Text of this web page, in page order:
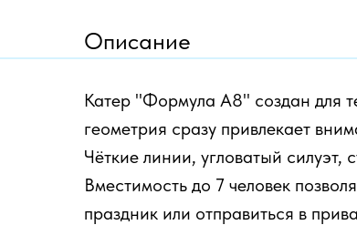
Описание
Катер "Формула А8" создан для
геометрия сразу привлекает
Чёткие линии, угловатый
Вместимость до 7 человек
праздник или отправиться в